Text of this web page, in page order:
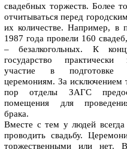
свадебных торжеств. Более
отчитываться перед
их количестве. Например, в
1987 года провели 160
– безалкогольных. К
государство
участие в подготовке
церемониям. За исключением
пор отделы ЗАГС
помещения для
брака.
Вместе с тем у людей
проводить свадьбу.
торжественными или нет.